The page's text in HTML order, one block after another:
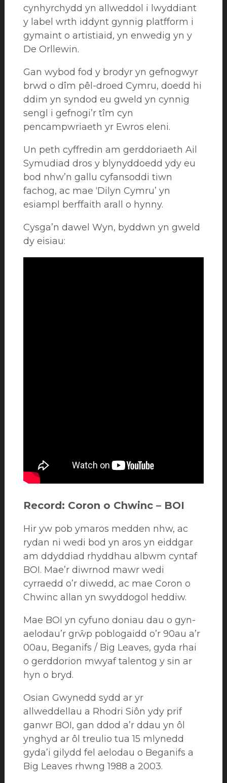
cynhyrchydd yn allweddol i lwyddiant
y label wrth iddynt gynnig platfform i
gymaint o artistiaid, yn enwedig yn y
De Orllewin.
Gan wybod fod y brodyr yn gefnogwyr
brwd o dîm pêl-droed Cymru, doedd hi
ddim yn syndod eu gweld yn cynnig
sengl i gefnogi’r tîm cyn
pencampwriaeth yr Ewros eleni.
Un peth cyffredin am gerddoriaeth Ail
Symudiad dros y blynyddoedd ydy eu
bod nhw’n gallu cyfansoddi tiwn
fachog, ac mae ‘Dilyn Cymru’ yn
esiampl berffaith arall o hynny.
Cysga’n dawel Wyn, byddwn yn gweld
dy eisiau:
Record: Coron o Chwinc – BOI
Hir yw pob ymaros medden nhw, ac
rydan ni wedi bod yn aros yn eiddgar
am ddyddiad rhyddhau albwm cyntaf
BOI. Mae’r diwrnod mawr wedi
cyrraedd o’r diwedd, ac mae Coron o
Chwinc allan yn swyddogol heddiw.
Mae BOI yn cyfuno doniau dau o gyn-
aelodau’r grŵp poblogaidd o’r 90au a’r
00au, Beganifs / Big Leaves, gyda rhai
o gerddorion mwyaf talentog y sin ar
hyn o bryd.
Osian Gwynedd sydd ar yr
allweddellau a Rhodri Siôn ydy prif
ganwr BOI, gan ddod a’r ddau yn ôl
ynghyd ar ôl treulio tua 15 mlynedd
gyda’i gilydd fel aelodau o Beganifs a
Big Leaves rhwng 1988 a 2003.